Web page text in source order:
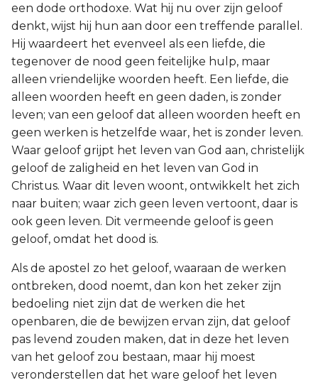
een dode orthodoxe. Wat hij nu over zijn geloof
denkt, wijst hij hun aan door een treffende parallel.
Hij waardeert het evenveel als een liefde, die
tegenover de nood geen feitelijke hulp, maar
alleen vriendelijke woorden heeft. Een liefde, die
alleen woorden heeft en geen daden, is zonder
leven; van een geloof dat alleen woorden heeft en
geen werken is hetzelfde waar, het is zonder leven.
Waar geloof grijpt het leven van God aan, christelijk
geloof de zaligheid en het leven van God in
Christus. Waar dit leven woont, ontwikkelt het zich
naar buiten; waar zich geen leven vertoont, daar is
ook geen leven. Dit vermeende geloof is geen
geloof, omdat het dood is.
Als de apostel zo het geloof, waaraan de werken
ontbreken, dood noemt, dan kon het zeker zijn
bedoeling niet zijn dat de werken die het
openbaren, die de bewijzen ervan zijn, dat geloof
pas levend zouden maken, dat in deze het leven
van het geloof zou bestaan, maar hij moest
veronderstellen dat het ware geloof het leven